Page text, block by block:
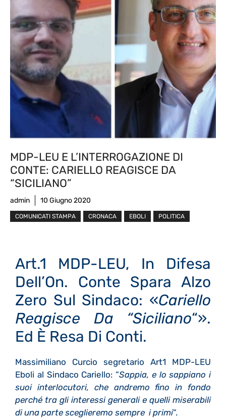
MDP-LEU E L’INTERROGAZIONE DI
CONTE: CARIELLO REAGISCE DA
“SICILIANO”
admin 10 Giugno 2020
COMUNICATI STAMPA CRONACA EBOLI POLITICA
Art.1 MDP-LEU, In Difesa
Dell’On. Conte Spara Alzo
Zero Sul Sindaco: «Cariello
Reagisce Da “Siciliano“».
Ed È Resa Di Conti.
Massimiliano Curcio segretario Art1 MDP-LEU
Eboli al Sindaco Cariello: “Sappia, e lo sappiano i
suoi interlocutori, che andremo fino in fondo
perché tra gli interessi generali e quelli miserabili
di una parte sceglieremo sempre i primi“.